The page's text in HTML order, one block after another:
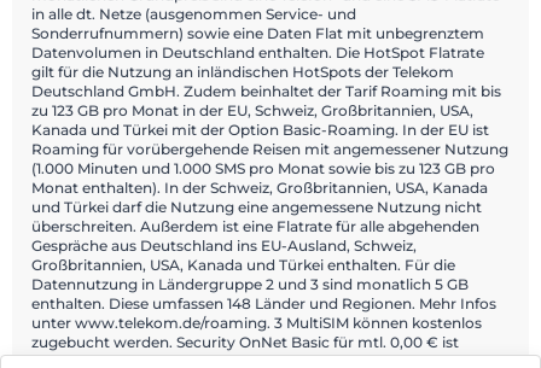
in alle dt. Netze (ausgenommen Service- und
Sonderrufnummern) sowie eine Daten Flat mit unbegrenztem
Datenvolumen in Deutschland enthalten. Die HotSpot Flatrate
gilt für die Nutzung an inländischen HotSpots der Telekom
Deutschland GmbH. Zudem beinhaltet der Tarif Roaming mit bis
zu 123 GB pro Monat in der EU, Schweiz, Großbritannien, USA,
Kanada und Türkei mit der Option Basic-Roaming. In der EU ist
Roaming für vorübergehende Reisen mit angemessener Nutzung
(1.000 Minuten und 1.000 SMS pro Monat sowie bis zu 123 GB pro
Monat enthalten). In der Schweiz, Großbritannien, USA, Kanada
und Türkei darf die Nutzung eine angemessene Nutzung nicht
überschreiten. Außerdem ist eine Flatrate für alle abgehenden
Gespräche aus Deutschland ins EU-Ausland, Schweiz,
Großbritannien, USA, Kanada und Türkei enthalten. Für die
Datennutzung in Ländergruppe 2 und 3 sind monatlich 5 GB
enthalten. Diese umfassen 148 Länder und Regionen. Mehr Infos
unter www.telekom.de/roaming. 3 MultiSIM können kostenlos
zugebucht werden. Security OnNet Basic für mtl. 0,00 € ist
optional vorbelegt und täglich kündbar. Ein Angebot von: